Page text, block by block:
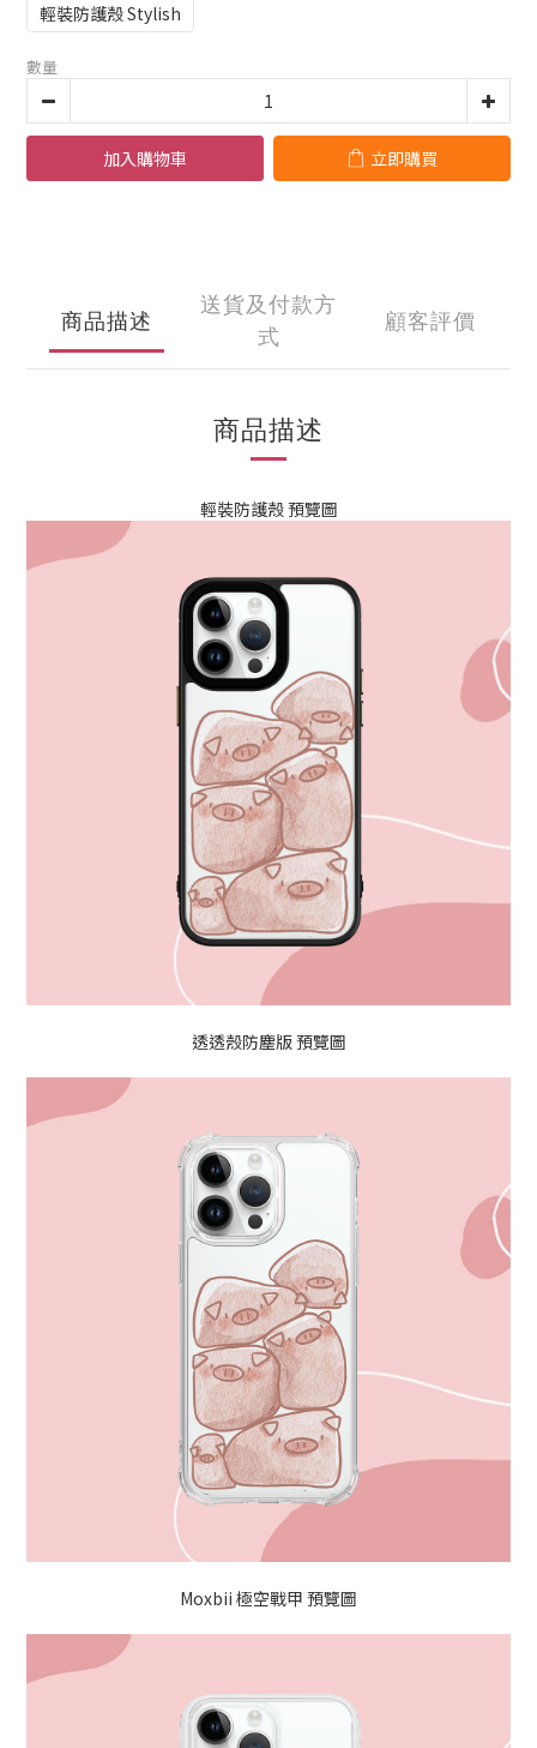
輕裝防護殼 Stylish
數量
加入購物車 立即購買
商品描述
送貨及付款方
式
顧客評價
商品描述
輕裝防護殼 預覽圖
透透殼防塵版 預覽圖
Moxbii 極空戰甲 預覽圖